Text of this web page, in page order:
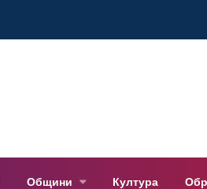
Общини Култура